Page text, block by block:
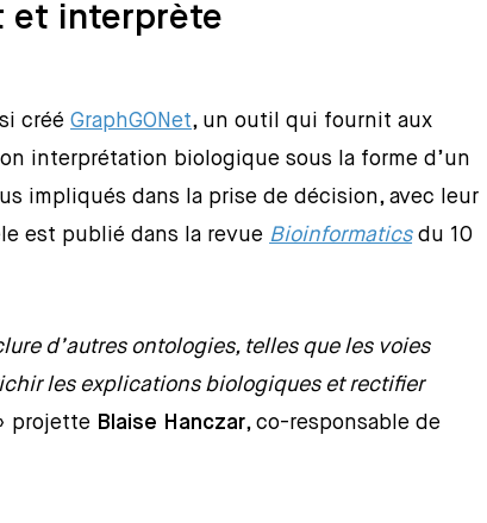
et interprète
crééGraphGONet, un outil qui fournit aux
interprétation biologique sous la forme d’un
impliqués dans la prise de décision, avec leur
est publié dans la revue Bioinformaticsdu 10
d’autres ontologies, telles que les voies
les explications biologiques et rectifier
projette Blaise Hanczar, co-responsable de